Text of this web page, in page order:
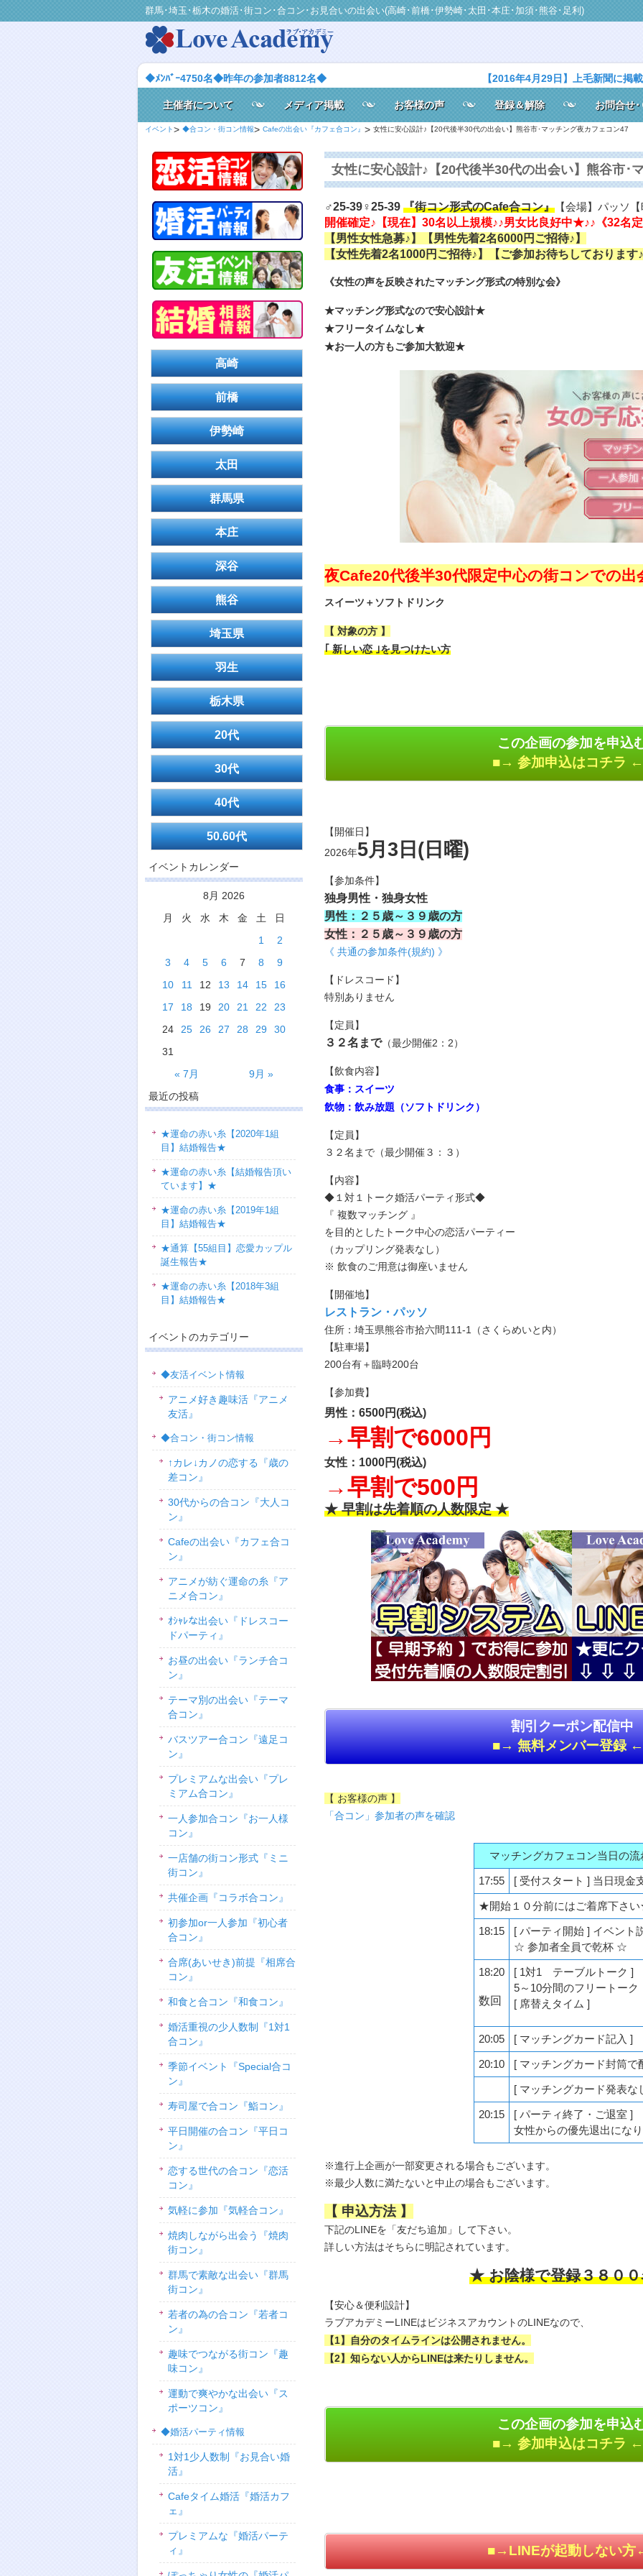
群馬･埼玉･栃木の婚活･街コン･合コン･お見合いの出会い(高崎･前橋･伊勢崎･太田･本庄･加須･熊谷･足利)
◆ﾒﾝﾊﾞｰ4750名◆昨年の参加者8812名◆ 【2016年4月29日】上毛新聞に掲
主催者について メディア掲載 お客様の声 登録＆解除 お問合せ･
イベント ◆合コン・街コン情報 Cafeの出会い『カフェ合コン』 女性に安心設計♪【20代後半30代の出会い】熊谷市･マッチング夜カフェコン47
女性に安心設計♪【20代後半30代の出会い】熊谷市･
♂25-39♀25-39 『街コン形式のCafe合コン』 【会場】パッソ
開催確定♪【現在】30名以上規模♪♪男女比良好中★♪♪《32名
【男性女性急募♪】【男性先着2名6000円ご招待♪】
【女性先着2名1000円ご招待♪】【ご参加お待ちしております
《女性の声を反映されたマッチング形式の特別な会》
★マッチング形式なので安心設計★
★フリータイムなし★
★お一人の方もご参加大歓迎★
夜Cafe20代後半30代限定中心の街コンでの出
スイーツ＋ソフトドリンク
【 対象の方 】
｢ 新しい恋 ｣を見つけたい方
この企画の参加を申込
■→ 参加申込はコチラ
【開催日】
2026年5月3日(日曜)
【参加条件】
独身男性・独身女性
男性：２５歳～３９歳の方
女性：２５歳～３９歳の方
《 共通の参加条件(規約) 》
【ドレスコード】
特別ありません
【定員】
３２名まで（最少開催2：2）
【飲食内容】
食事：スイーツ
飲物：飲み放題（ソフトドリンク）
【定員】
３２名まで（最少開催３：３）
【内容】
◆１対１トーク婚活パーティ形式◆
『 複数マッチング 』
を目的としたトーク中心の恋活パーティー
（カップリング発表なし）
※ 飲食のご用意は御座いません
【開催地】
レストラン・パッソ
住所：埼玉県熊谷市拾六間111-1（さくらめいと内）
【駐車場】
200台有＋臨時200台
【参加費】
男性：6500円(税込)
→早割で6000円
女性：1000円(税込)
→早割で500円
★ 早割は先着順の人数限定 ★
割引クーポン配信中
■→ 無料メンバー登録
【 お客様の声 】
「合コン」参加者の声を確認
マッチングカフェコン当日の流
17:55 [ 受付スタート ] 当日現金
★開始１０分前にはご着席下さ
18:15
[ パーティ開始 ] イベント
☆ 参加者全員で乾杯 ☆
18:20
数回
[ 1対1 テーブルトーク ]
5～10分間のフリートーク
[ 席替えタイム ]
20:05 [ マッチングカード記入 ]
20:10 [ マッチングカード封筒で
[ マッチングカード発表な
20:15
[ パーティ終了・ご退室 ]
女性からの優先退出にな
※進行上企画が一部変更される場合もございます。
※最少人数に満たないと中止の場合もございます。
【 申込方法 】
下記のLINEを「友だち追加」して下さい。
詳しい方法はそちらに明記されています。
★ お陰様で登録３８０
【安心＆便利設計】
ラブアカデミーLINEはビジネスアカウントのLINEなので、
【1】自分のタイムラインは公開されません。
【2】知らない人からLINEは来たりしません。
この企画の参加を申込
■→ 参加申込はコチラ
■→LINEが起動しない
高崎
前橋
伊勢崎
太田
群馬県
本庄
深谷
熊谷
埼玉県
羽生
栃木県
20代
30代
40代
50.60代
イベントカレンダー
8月 2026
月 火 水 木 金 土 日
« 7月 9月 »
1
2
3
4 5 6 7 8
9
10
11 12 13 14 15
16
17
18 19 20 21 22
23
24
25 26 27 28 29
30
31
最近の投稿
★運命の赤い糸【2020年1組
目】結婚報告★
★運命の赤い糸【結婚報告頂い
ています】★
★運命の赤い糸【2019年1組
目】結婚報告★
★通算【55組目】恋愛カップル
誕生報告★
★運命の赤い糸【2018年3組
目】結婚報告★
イベントのカテゴリー
◆友活イベント情報
アニメ好き趣味活『アニメ
友活』
◆合コン・街コン情報
↑カレ↓カノの恋する『歳の
差コン』
30代からの合コン『大人コ
ン』
Cafeの出会い『カフェ合コ
ン』
アニメが紡ぐ運命の糸『ア
ニメ合コン』
ｵｼｬﾚな出会い『ドレスコー
ドパーティ』
お昼の出会い『ランチ合コ
ン』
テーマ別の出会い『テーマ
合コン』
バスツアー合コン『遠足コ
ン』
プレミアムな出会い『プレ
ミアム合コン』
一人参加合コン『お一人様
コン』
一店舗の街コン形式『ミニ
街コン』
共催企画『コラボ合コン』
初参加or一人参加『初心者
合コン』
合席(あいせき)前提『相席合
コン』
和食と合コン『和食コン』
婚活重視の少人数制『1対1
合コン』
季節イベント『Special合コ
ン』
寿司屋で合コン『鮨コン』
平日開催の合コン『平日コ
ン』
恋する世代の合コン『恋活
コン』
気軽に参加『気軽合コン』
焼肉しながら出会う『焼肉
街コン』
群馬で素敵な出会い『群馬
街コン』
若者の為の合コン『若者コ
ン』
趣味でつながる街コン『趣
味コン』
運動で爽やかな出会い『ス
ポーツコン』
◆婚活パーティ情報
1対1少人数制『お見合い婚
活』
Cafeタイム婚活『婚活カフ
ェ』
プレミアムな『婚活パーテ
ィ』